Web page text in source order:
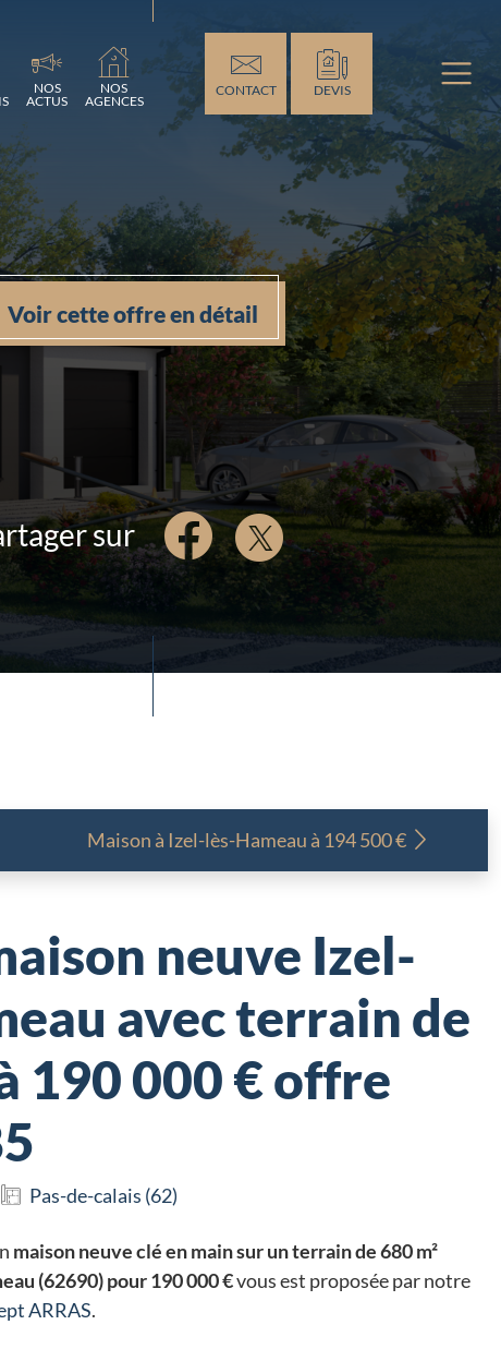
NOS
ACTUS
NOS
AGENCES
CONTACT DEVIS
Voir cette offre en détail
sur
Maison à Izel-lès-Hameau à 194 500 €
neuve Izel-
avec terrain de
190 000 € offre
Pas-de-calais (62)
maison neuve clé en main sur un terrain de 680 m²
(62690) pour 190 000 €vous est proposée par notre
ARRAS.